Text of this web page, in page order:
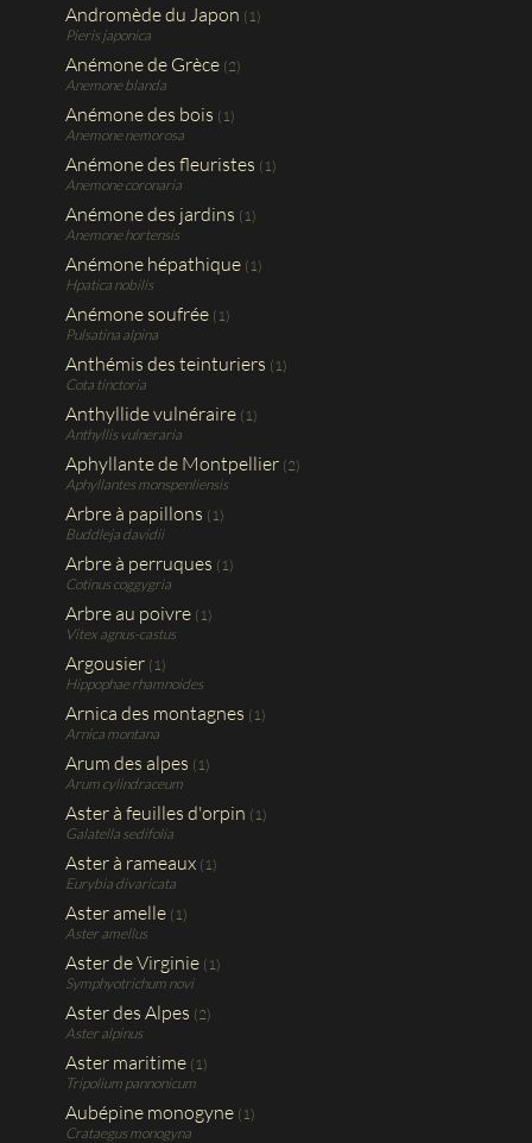
Andromède du Japon (1)
Pieris japonica
Anémone de Grèce (2)
Anemone blanda
Anémone des bois (1)
Anemone nemorosa
Anémone des fleuristes (1)
Anemone coronaria
Anémone des jardins (1)
Anemone hortensis
Anémone hépathique (1)
Hpatica nobilis
Anémone soufrée (1)
Pulsatina alpina
Anthémis des teinturiers (1)
Cota tinctoria
Anthyllide vulnéraire (1)
Anthyllis vulneraria
Aphyllante de Montpellier (2)
Aphyllantes monspenliensis
Arbre à papillons (1)
Buddleja davidii
Arbre à perruques (1)
Cotinus coggygria
Arbre au poivre (1)
Vitex agnus-castus
Argousier (1)
Hippophae rhamnoides
Arnica des montagnes (1)
Arnica montana
Arum des alpes (1)
Arum cylindraceum
Aster à feuilles d'orpin (1)
Galatella sedifolia
Aster à rameaux (1)
Eurybia divaricata
Aster amelle (1)
Aster amellus
Aster de Virginie (1)
Symphyotrichum novi
Aster des Alpes (2)
Aster alpinus
Aster maritime (1)
Tripolium pannonicum
Aubépine monogyne (1)
Crataegus monogyna